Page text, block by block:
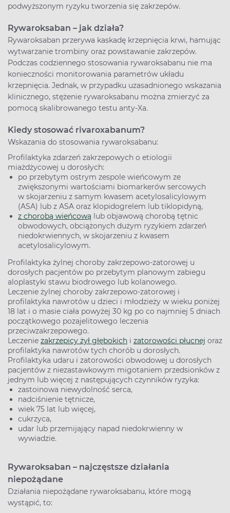
podwyższonym ryzyku tworzenia się zakrzepów.
Rywaroksaban – jak działa?
Rywaroksaban przerywa kaskadę krzepnięcia krwi, hamując
wytwarzanie trombiny oraz powstawanie zakrzepów.
Podczas codziennego stosowania rywaroksabanu nie ma
konieczności monitorowania parametrów układu
krzepnięcia. Jednak, w przypadku uzasadnionego wskazania
klinicznego, stężenie rywaroksabanu można zmierzyć za
pomocą skalibrowanego testu anty-Xa.
Kiedy stosować rivaroxabanum?
Wskazania do stosowania rywaroksabanu:
Profilaktyka zdarzeń zakrzepowych o etiologii
miażdżycowej u dorosłych:
po przebytym ostrym zespole wieńcowym ze
zwiększonymi wartościami biomarkerów sercowych
w skojarzeniu z samym kwasem acetylosalicylowym
(ASA) lub z ASA oraz klopidogrelem lub tiklopidyną,
z chorobą wieńcową lub objawową chorobą tętnic
obwodowych, obciążonych dużym ryzykiem zdarzeń
niedokrwiennych, w skojarzeniu z kwasem
acetylosalicylowym.
Profilaktyka żylnej choroby zakrzepowo-zatorowej u
dorosłych pacjentów po przebytym planowym zabiegu
aloplastyki stawu biodrowego lub kolanowego.
Leczenie żylnej choroby zakrzepowo-zatorowej i
profilaktyka nawrotów u dzieci i młodzieży w wieku poniżej
18 lat i o masie ciała powyżej 30 kg po co najmniej 5 dniach
początkowego pozajelitowego leczenia
przeciwzakrzepowego.
Leczenie zakrzepicy żył głębokich i zatorowości płucnej oraz
profilaktyka nawrotów tych chorób u dorosłych.
Profilaktyka udaru i zatorowości obwodowej u dorosłych
pacjentów z niezastawkowym migotaniem przedsionków z
jednym lub więcej z następujących czynników ryzyka:
zastoinowa niewydolność serca,
nadciśnienie tętnicze,
wiek 75 lat lub więcej,
cukrzyca,
udar lub przemijający napad niedokrwienny w
wywiadzie.
Rywaroksaban – najczęstsze działania
niepożądane
Działania niepożądane rywaroksabanu, które mogą
wystąpić, to: